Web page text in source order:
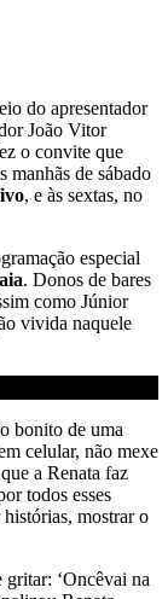
do apresentador
João Vitor
o convite que
manhãs de sábado
, e às sextas, no
especial
. Donos de bares
como Júnior
vivida naquele
bonito de uma
celular, não mexe
a Renata faz
todos esses
mostrar o
gritar: ‘Oncêvai na